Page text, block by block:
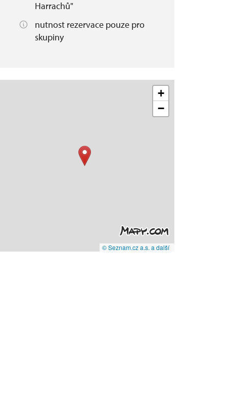
Harrachů"
nutnost rezervace pouze pro
skupiny
+
−
© Seznam.cz a.s. a další